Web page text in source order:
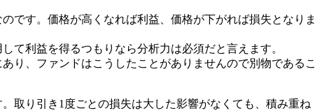
です。価格が高くなれば利益、価格が下がれば損失となりま
て利益を得るつもりなら分析力は必須だと言えます。
り、ファンドはこうしたことがありませんので別物であるこ
取り引き1度ごとの損失は大した影響がなくても、積み重ね